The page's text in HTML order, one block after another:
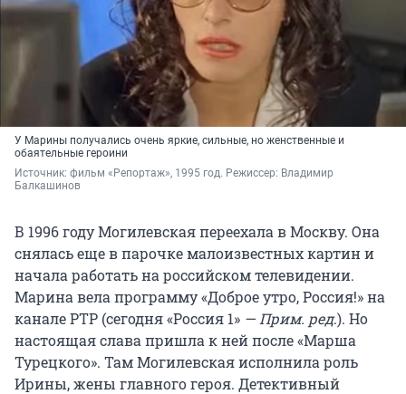
У Марины получались очень яркие, сильные, но женственные и
обаятельные героини
Источник: фильм «Репортаж», 1995 год. Режиссер: Владимир
Балкашинов
В 1996 году Могилевская переехала в Москву. Она
снялась еще в парочке малоизвестных картин и
начала работать на российском телевидении.
Марина вела программу «Доброе утро, Россия!» на
канале РТР (сегодня «Россия 1» — Прим. ред.). Но
настоящая слава пришла к ней после «Марша
Турецкого». Там Могилевская исполнила роль
Ирины, жены главного героя. Детективный